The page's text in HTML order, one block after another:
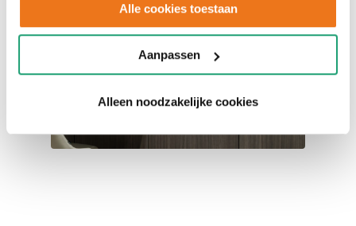
Alle cookies toestaan
Aanpassen
Alleen noodzakelijke cookies